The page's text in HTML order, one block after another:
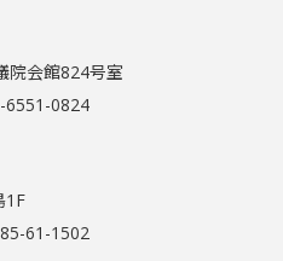
院会館824号室
0824
1F
61-1502